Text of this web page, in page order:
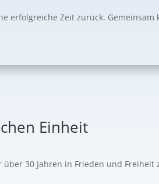
erfolgreiche Zeit zurück.
Einheit
30 Jahren in Frieden und